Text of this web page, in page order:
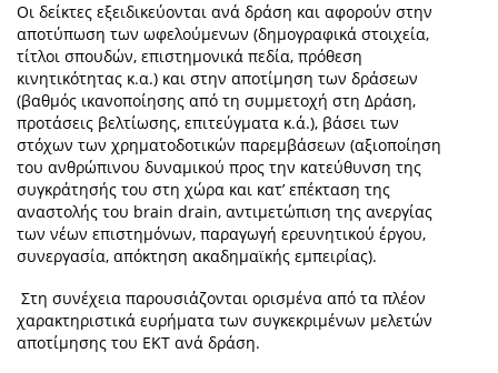
Οι δείκτες εξειδικεύονται ανά δράση και αφορούν στην
αποτύπωση των ωφελούμενων (δημογραφικά στοιχεία,
τίτλοι σπουδών, επιστημονικά πεδία, πρόθεση
κινητικότητας κ.α.) και στην αποτίμηση των δράσεων
(βαθμός ικανοποίησης από τη συμμετοχή στη Δράση,
προτάσεις βελτίωσης, επιτεύγματα κ.ά.), βάσει των
στόχων των χρηματοδοτικών παρεμβάσεων (αξιοποίηση
του ανθρώπινου δυναμικού προς την κατεύθυνση της
συγκράτησής του στη χώρα και κατ’ επέκταση της
αναστολής του brain drain, αντιμετώπιση της ανεργίας
των νέων επιστημόνων, παραγωγή ερευνητικού έργου,
συνεργασία, απόκτηση ακαδημαϊκής εμπειρίας).
Στη συνέχεια παρουσιάζονται ορισμένα από τα πλέον
χαρακτηριστικά ευρήματα των συγκεκριμένων μελετών
αποτίμησης του ΕΚΤ ανά δράση.